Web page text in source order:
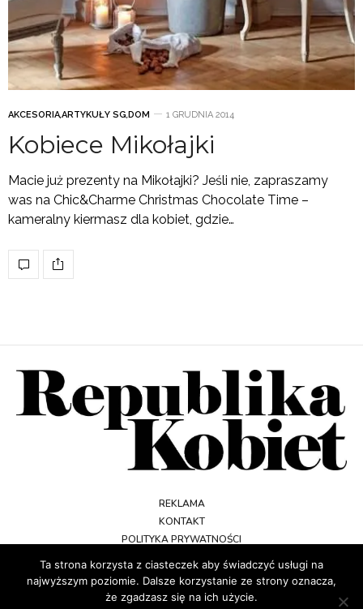
AKCESORIA,ARTYKUŁY SG,DOM 1 GRUDNIA 2014
Kobiece Mikołajki
Macie już prezenty na Mikołajki? Jeśli nie, zapraszamy
was na Chic&Charme Christmas Chocolate Time –
kameralny kiermasz dla kobiet, gdzie…
REKLAMA
KONTAKT
POLITYKA PRYWATNOŚCI
REGULAMIN
Ta strona korzysta z ciasteczek aby świadczyć usługi na
najwyższym poziomie. Dalsze korzystanie ze strony oznacza,
że zgadzasz się na ich użycie.